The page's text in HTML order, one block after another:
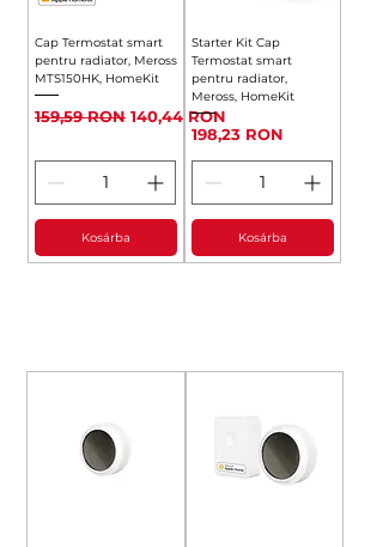
Cap Termostat smart
pentru radiator, Meross
MTS150HK, HomeKit
Szokásos ár
159,59 RON Akciós ár
140,44 RON
Kosárba
Starter Kit Cap
Termostat smart
pentru radiator,
Meross, HomeKit
Ár
198,23 RON
Kosárba